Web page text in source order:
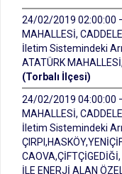
24/02/2019 02:00:00
MAHALLESİ,
İletim Sistemindeki
ATATÜRK
(Torbalı İlçesi)
24/02/2019 04:00:00
MAHALLESİ,
İletim Sistemindeki
İLE ENERJİ ALAN